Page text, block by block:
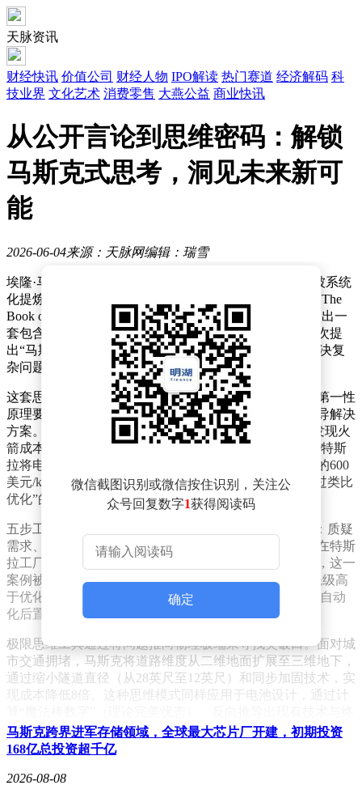
天脉资讯
财经快讯 价值公司 财经人物 IPO解读 热门赛道 经济解码 科
技业界 文化艺术 消费零售 大燕公益 商业快讯
从公开言论到思维密码：解锁
马斯克式思考，洞见未来新可
能
2026-06-04来源：天脉网编辑：瑞雪
埃隆·马斯克（Elon Musk）的思维模式与工作方法论正被系统
化提炼为可复制的决策框架。由 Eric Jorgenson 整理的《The
Book of Elon》通过分析马斯克近二十年公开言论，构建出一
套包含五大核心工具箱、四大价值观的思维模型，并首次提
出“马斯克思维技能”（Elon Musk Thinking Skill），为解决复
杂问题提供工程化路径。
这套思维体系的核心在于突破传统商业逻辑的桎梏。其第一性
原理要求剥离行业惯例，从物理定律和基础事实重新推导解决
方案。例如 SpaceX 通过计算原材料金属交易所价格，发现火
箭成本中仅2%为材料费，从而推动垂直整合制造模式；特斯
拉将电池拆解为钴、镍等基础元素，将成本从行业预期的600
美元/kWh压低至80美元/kWh。这种思维模式颠覆了“通过类比
优化”的传统路径，转而追求物理极限的突破。
五步工作法（The Algorithm）则构建了严格的执行流程：质疑
需求、极力删减、简化优化、加速周期、最后自动化。在特斯
拉工厂，马斯克曾因优化多余的电池防震垫流程而自责，这一
案例被写入教材作为反面典型。该方法论强调“删除优先级高
于优化”，要求最终删减量不足10%则视为失败，并通过自动
化后置原则避免资源浪费。
极限思维工具通过将问题推向物理极端来寻找突破口。面对城
市交通拥堵，马斯克将道路维度从二维地面扩展至三维地下，
通过缩小隧道直径（从28英尺至12英尺）和同步加固技术，实
现成本降低8倍。这种思维模式同样应用于电池设计，通过计
极目标的差距。
在价值观层面，马斯克提出“企业即公益”理念，认为通过市场
机制解决实际问题的效率远超传统慈善。其“有用性公式”（社
微信截图识别或微信按住识别，关注公
众号回复数字1获得阅读码
确定
马斯克跨界进军存储领域，全球最大芯片厂开建，初期投资
168亿总投资超千亿
2026-08-08